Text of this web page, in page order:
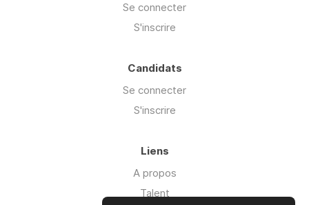
Se connecter
S'inscrire
Candidats
Se connecter
S'inscrire
Liens
A propos
Talent